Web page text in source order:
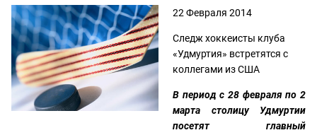
22 Февраля 2014
Следж хоккеисты клуба
«Удмуртия» встретятся с
коллегами из США
В период с 28 февраля по 2
марта столицу Удмуртии
посетят главный